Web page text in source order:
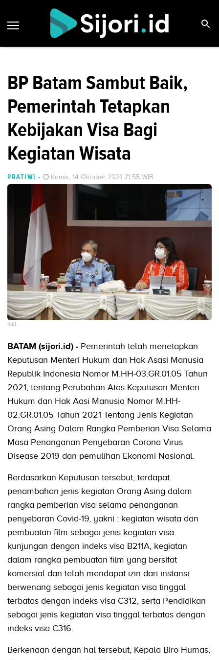
BP Batam Sambut Baik,
Pemerintah Tetapkan
Kebijakan Visa Bagi
Kegiatan Wisata
PRATIWI - Kamis, 14 Oktober 2021 21:55 WIB
null
BATAM (sijori.id) - Pemerintah telah menetapkan
Keputusan Menteri Hukum dan Hak Asasi Manusia
Republik Indonesia Nomor M.HH-03.GR.01.05 Tahun
2021, tentang Perubahan Atas Keputusan Menteri
Hukum dan Hak Aasi Manusia Nomor M.HH-
02.GR.01.05 Tahun 2021 Tentang Jenis Kegiatan
Orang Asing Dalam Rangka Pemberian Visa Selama
Masa Penanganan Penyebaran Corona Virus
Disease 2019 dan pemulihan Ekonomi Nasional.
Berdasarkan Keputusan tersebut, terdapat
penambahan jenis kegiatan Orang Asing dalam
rangka pemberian visa selama penanganan
penyebaran Covid-19, yakni : kegiatan wisata dan
pembuatan film sebagai jenis kegiatan visa
kunjungan dengan indeks visa B211A, kegiatan
dalam rangka pembuatan film yang bersifat
komersial dan telah mendapat izin dari instansi
berwenang sebagai jenis kegiatan visa tinggal
terbatas dengan indeks visa C312, serta Pendidikan
sebagai jenis kegiatan visa tinggal terbatas dengan
indeks visa C316.
Berkenaan dengan hal tersebut, Kepala Biro Humas,